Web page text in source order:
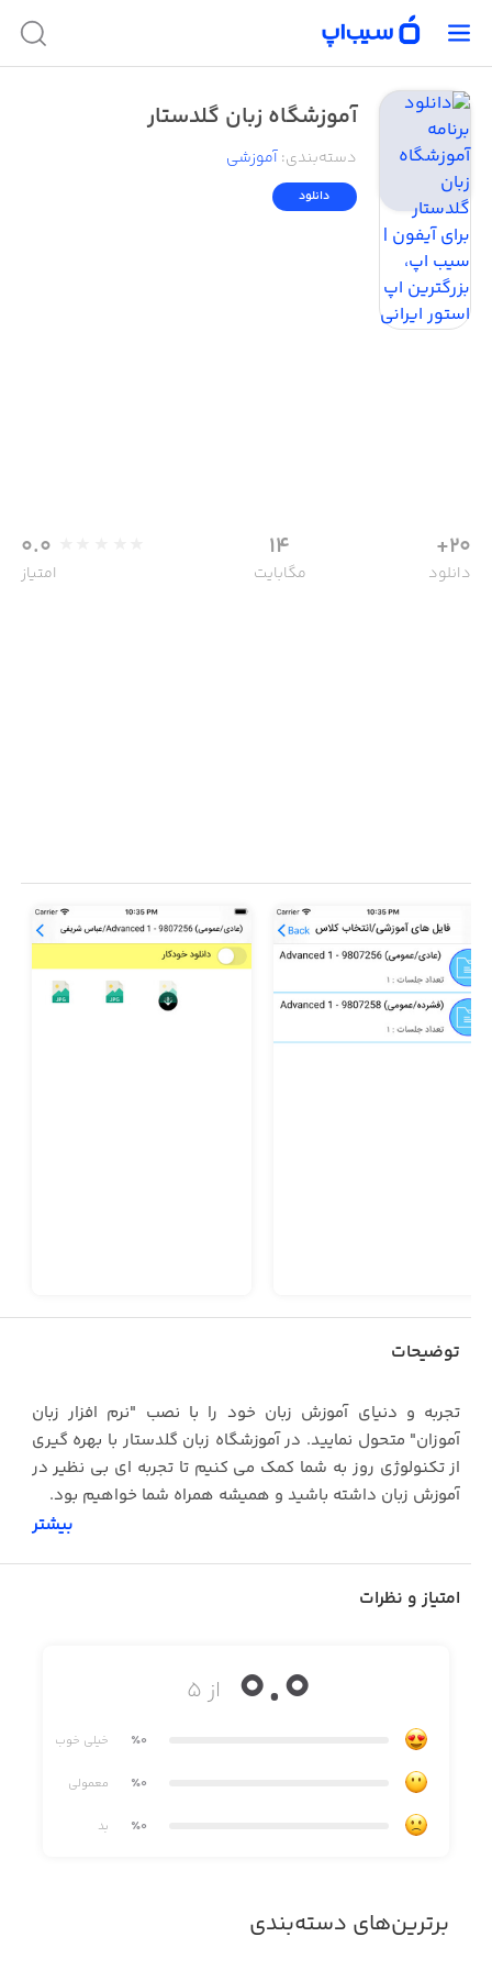
آموزشگاه زبان گلدستار
دسته‌بندی: آموزشی
دانلود
20+
دانلود
14
مگابایت
0.0
امتیاز
توضیحات
تجربه و دنیای آموزش زبان خود را با نصب "نرم افزار زبان
آموزان" متحول نمایید. در آموزشگاه زبان گلدستار با بهره گیری
از تکنولوژی روز به شما کمک می کنیم تا تجربه ای بی نظیر در
آموزش زبان داشته باشید و همیشه همراه شما خواهیم بود.
داشت:
-برنامه هفتگی و تقویم آموزشی
-دریافت تکالیف و فایل های آموزشی
بیشتر
امتیاز و نظرات
از ۵ 0.0
٪0 خیلی خوب
٪0 معمولی
٪0 بد
برترین‌های دسته‌بندی